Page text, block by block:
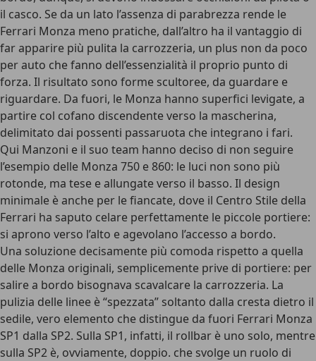
il casco. Se da un lato l’assenza di parabrezza rende le
Ferrari Monza meno pratiche, dall’altro ha il vantaggio di
far apparire più pulita la carrozzeria, un plus non da poco
per auto che fanno dell’essenzialità il proprio punto di
forza. Il risultato sono forme scultoree, da guardare e
riguardare. Da fuori, le Monza hanno superfici levigate, a
partire col cofano discendente verso la mascherina,
delimitato dai possenti passaruota che integrano i fari.
Qui Manzoni e il suo team hanno deciso di non seguire
l’esempio delle Monza 750 e 860: le luci non sono più
rotonde, ma tese e allungate verso il basso. Il design
minimale è anche per le fiancate, dove il Centro Stile della
Ferrari ha saputo celare perfettamente le piccole portiere:
si aprono verso l’alto e agevolano l’accesso a bordo.
Una soluzione decisamente più comoda rispetto a quella
delle Monza originali, semplicemente prive di portiere: per
salire a bordo bisognava scavalcare la carrozzeria. La
pulizia delle linee è “spezzata” soltanto dalla cresta dietro il
sedile, vero elemento che distingue da fuori Ferrari Monza
SP1 dalla SP2. Sulla SP1, infatti, il rollbar è uno solo, mentre
sulla SP2 è, ovviamente, doppio. che svolge un ruolo di